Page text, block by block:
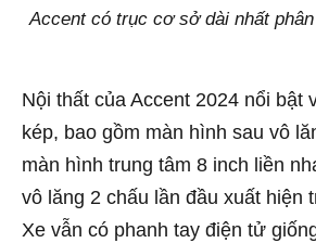
Accent có trục cơ sở dài nhất
Nội thất của Accent 2024 nổi bật
kép, bao gồm màn hình sau vô
màn hình trung tâm 8 inch liền
vô lăng 2 chấu lần đầu xuất hiện
Xe vẫn có phanh tay điện tử